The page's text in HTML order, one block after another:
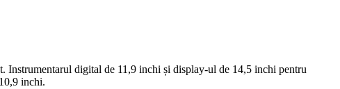
Instrumentarul digital de 11,9 inchi și display-ul de 14,5 inchi pentru
inchi.